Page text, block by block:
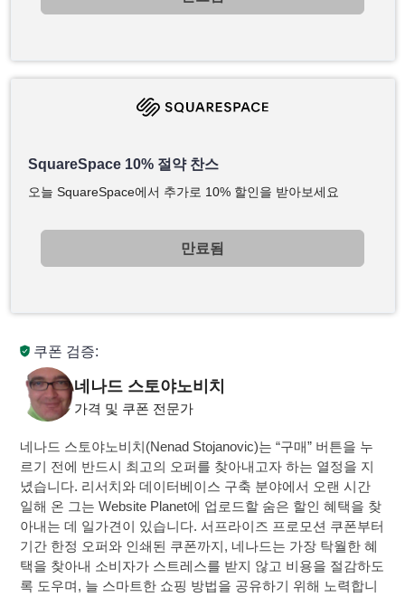
쿠폰 검증:
네나드 스토야노비치
가격 및 쿠폰 전문가
네나드 스토야노비치(Nenad Stojanovic)는 “구매” 버튼을 누
르기 전에 반드시 최고의 오퍼를 찾아내고자 하는 열정을 지
녔습니다. 리서치와 데이터베이스 구축 분야에서 오랜 시간
일해 온 그는 Website Planet에 업로드할 숨은 할인 혜택을 찾
아내는 데 일가견이 있습니다. 서프라이즈 프로모션 쿠폰부터
기간 한정 오퍼와 인쇄된 쿠폰까지, 네나드는 가장 탁월한 혜
택을 찾아내 소비자가 스트레스를 받지 않고 비용을 절감하도
록 도우며, 늘 스마트한 쇼핑 방법을 공유하기 위해 노력합니
SquareSpace 10% 절약 찬스
오늘 SquareSpace에서 추가로 10% 할인을 받아보세요
만료됨